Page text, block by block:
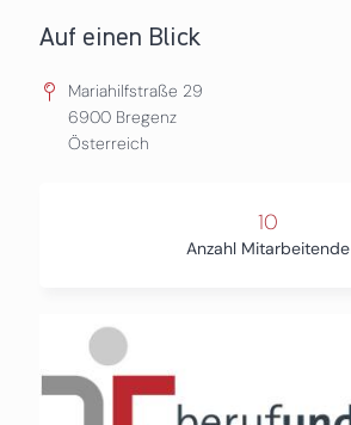
Auf einen Blick
Mariahilfstraße 29
6900 Bregenz
Österreich
10
Anzahl Mitarbeitende